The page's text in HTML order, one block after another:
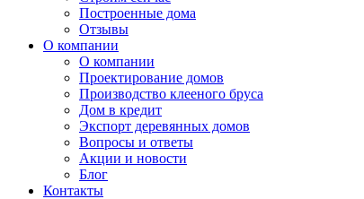
Построенные дома
Отзывы
О компании
О компании
Проектирование домов
Производство клееного бруса
Дом в кредит
Экспорт деревянных домов
Вопросы и ответы
Акции и новости
Блог
Контакты